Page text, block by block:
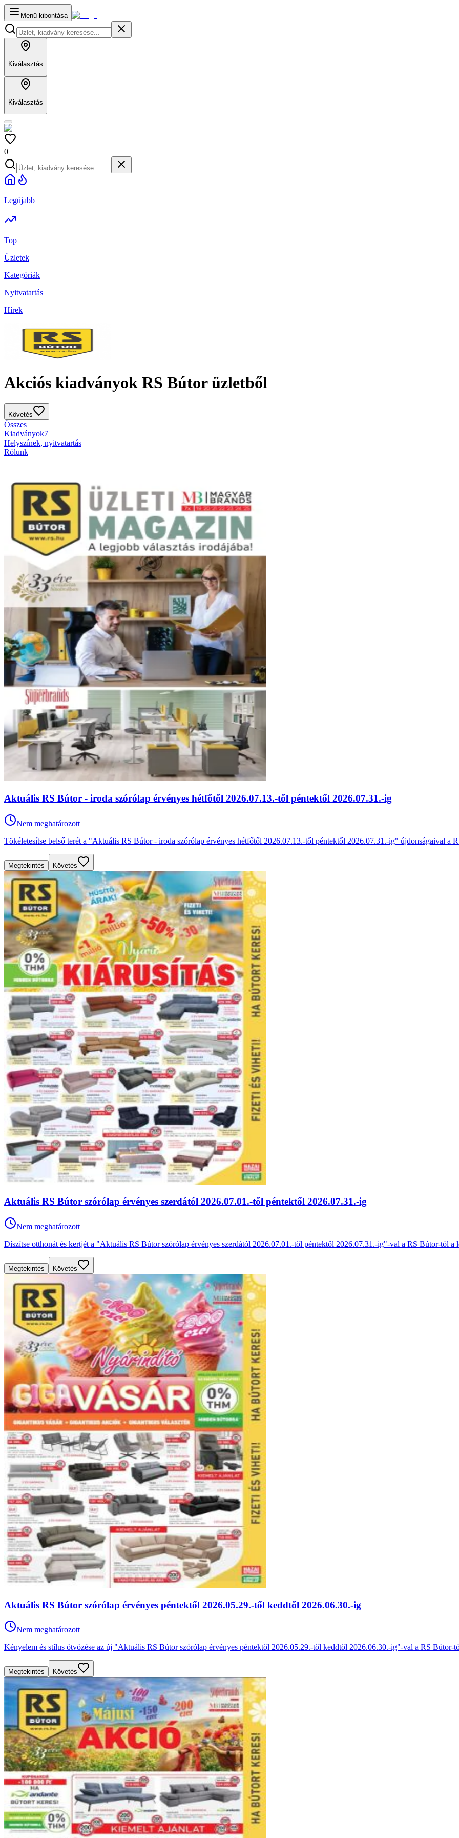
Menü kibontása
Kiválasztás
Kiválasztás
0
Legújabb
Top
Üzletek
Kategóriák
Nyitvatartás
Hírek
Akciós kiadványok RS Bútor üzletből
Követés
Összes
Kiadványok7
Helyszínek, nyitvatartás
Rólunk
Aktuális RS Bútor - iroda szórólap érvényes hétfőtől 2026.07.13.-től péntektől 2026.07.31.-ig
Nem meghatározott
Tökéletesítse belső terét a "Aktuális RS Bútor - iroda szórólap érvényes hétfőtől 2026.07.13.-től péntektől 2026.07.31.-ig" újdonságaival a
Megtekintés Követés
Aktuális RS Bútor szórólap érvényes szerdától 2026.07.01.-től péntektől 2026.07.31.-ig
Nem meghatározott
Díszítse otthonát és kertjét a "Aktuális RS Bútor szórólap érvényes szerdától 2026.07.01.-től péntektől 2026.07.31.-ig"-val a RS Bútor-tól a
Megtekintés Követés
Aktuális RS Bútor szórólap érvényes péntektől 2026.05.29.-től keddtől 2026.06.30.-ig
Nem meghatározott
Kényelem és stílus ötvözése az új "Aktuális RS Bútor szórólap érvényes péntektől 2026.05.29.-től keddtől 2026.06.30.-ig"-val a RS Bútor-
Megtekintés Követés